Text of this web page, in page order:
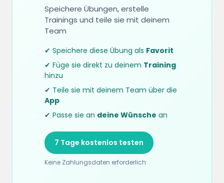
Speichere Übungen, erstelle
Trainings und teile sie mit deinem
Team
✔ Speichere diese Übung als Favorit
✔ Füge sie direkt zu deinem Training
hinzu
✔ Teile sie mit deinem Team über die
App
✔ Passe sie an deine Wünsche an
7 Tage kostenlos testen
Keine Zahlungsdaten erforderlich